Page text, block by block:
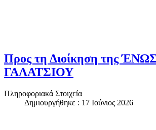
Προς τη Διοίκηση της
ΓΑΛΑΤΣΙΟΥ
Πληροφοριακά Στοιχεία
Δημιουργήθηκε : 17 Ιούνιος 2026